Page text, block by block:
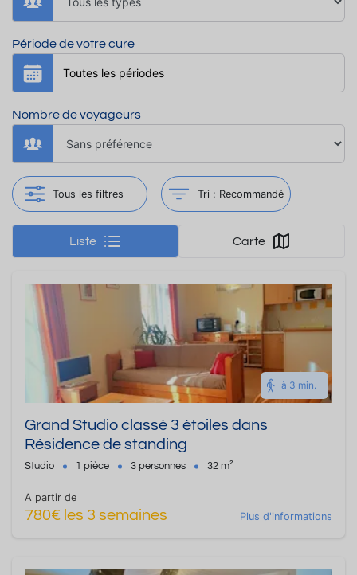
Période de votre cure
Nombre de voyageurs
Tous les filtres Tri : Recommandé
Liste Carte
à 3 min.
Grand Studio classé 3 étoiles dans
Résidence de standing
Studio 1 pièce 3 personnes 32 m²
A partir de
780€ les 3 semaines Plus d'informations